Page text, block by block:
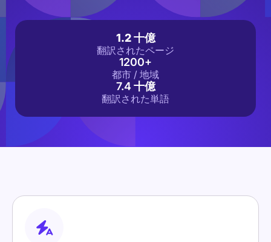
1.2 十億
翻訳されたページ
1200+
都市 / 地域
7.4 十億
翻訳された単語